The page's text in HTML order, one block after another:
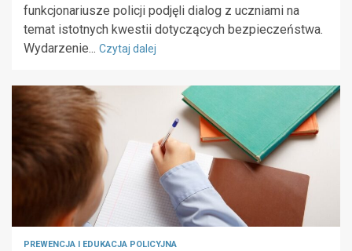
funkcjonariusze policji podjęli dialog z uczniami na
temat istotnych kwestii dotyczących bezpieczeństwa.
Wydarzenie... Czytaj dalej
PREWENCJA I EDUKACJA POLICYJNA